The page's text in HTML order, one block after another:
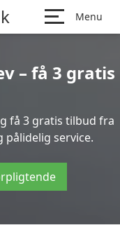
Menu
– få 3 gratis
få 3 gratis tilbud fra
pålidelig service.